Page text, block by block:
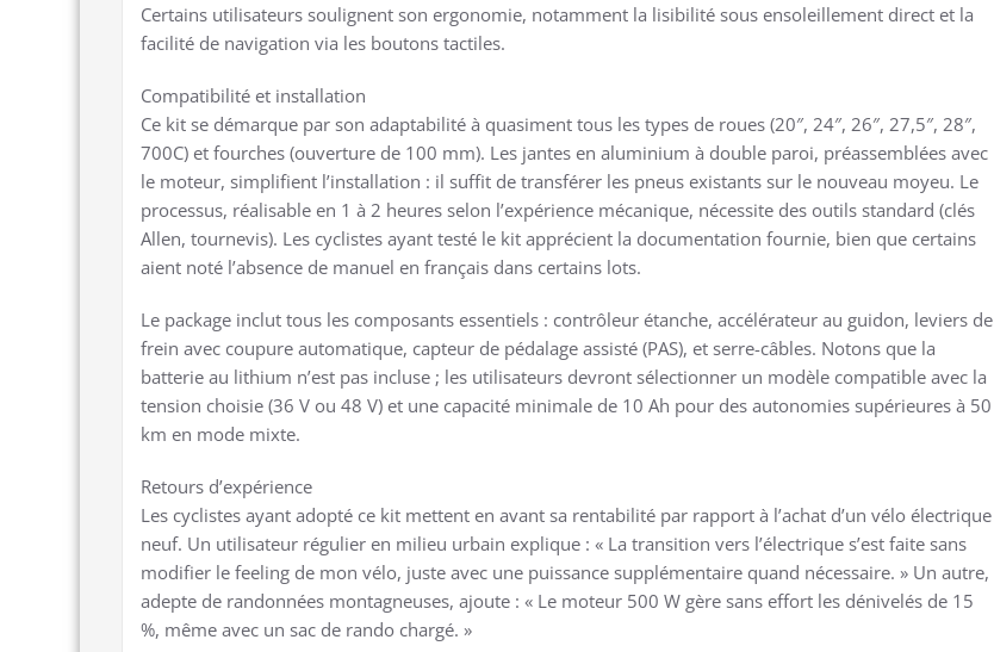
Certains utilisateurs soulignent son ergonomie, notamment la lisibilité sous ensoleillement direct et la
facilité de navigation via les boutons tactiles.
Compatibilité et installation
Ce kit se démarque par son adaptabilité à quasiment tous les types de roues (20″, 24″, 26″, 27,5″, 28″,
700C) et fourches (ouverture de 100 mm). Les jantes en aluminium à double paroi, préassemblées avec
le moteur, simplifient l’installation : il suffit de transférer les pneus existants sur le nouveau moyeu. Le
processus, réalisable en 1 à 2 heures selon l’expérience mécanique, nécessite des outils standard (clés
Allen, tournevis). Les cyclistes ayant testé le kit apprécient la documentation fournie, bien que certains
aient noté l’absence de manuel en français dans certains lots.
Le package inclut tous les composants essentiels : contrôleur étanche, accélérateur au guidon, leviers de
frein avec coupure automatique, capteur de pédalage assisté (PAS), et serre-câbles. Notons que la
batterie au lithium n’est pas incluse ; les utilisateurs devront sélectionner un modèle compatible avec la
tension choisie (36 V ou 48 V) et une capacité minimale de 10 Ah pour des autonomies supérieures à 50
km en mode mixte.
Retours d’expérience
Les cyclistes ayant adopté ce kit mettent en avant sa rentabilité par rapport à l’achat d’un vélo électrique
neuf. Un utilisateur régulier en milieu urbain explique : « La transition vers l’électrique s’est faite sans
modifier le feeling de mon vélo, juste avec une puissance supplémentaire quand nécessaire. » Un autre,
adepte de randonnées montagneuses, ajoute : « Le moteur 500 W gère sans effort les dénivelés de 15
%, même avec un sac de rando chargé. »